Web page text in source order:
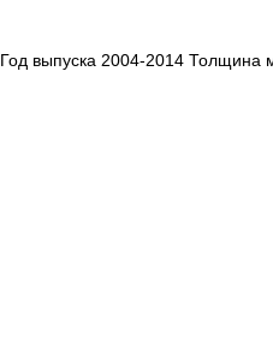
Год выпуска 2004-2014 Толщина